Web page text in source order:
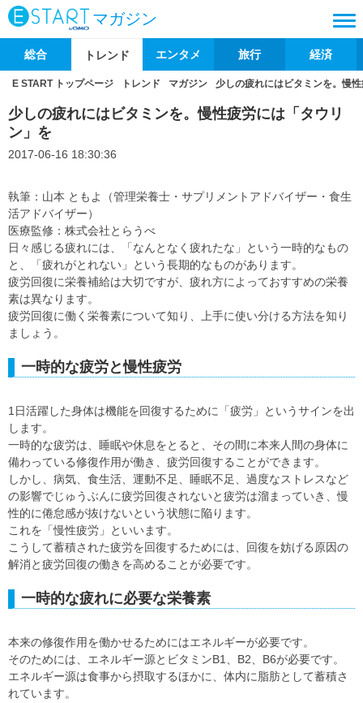
マガジン
総合 トレンド エンタメ 旅行 経済
E START トップページ トレンド マガジン 少しの疲れにはビタミンを。慢
少しの疲れにはビタミンを。慢性疲労には「タウリ
ン」を
2017-06-16 18:30:36
執筆：山本 ともよ（管理栄養士・サプリメントアドバイザー・食生
活アドバイザー）
医療監修：株式会社とらうべ
日々感じる疲れには、「なんとなく疲れたな」という一時的なもの
と、「疲れがとれない」という長期的なものがあります。
疲労回復に栄養補給は大切ですが、疲れ方によっておすすめの栄養
素は異なります。
疲労回復に働く栄養素について知り、上手に使い分ける方法を知り
ましょう。
一時的な疲労と慢性疲労
1日活躍した身体は機能を回復するために「疲労」というサインを出
します。
一時的な疲労は、睡眠や休息をとると、その間に本来人間の身体に
備わっている修復作用が働き、疲労回復することができます。
しかし、病気、食生活、運動不足、睡眠不足、過度なストレスなど
の影響でじゅうぶんに疲労回復されないと疲労は溜まっていき、慢
性的に倦怠感が抜けないという状態に陥ります。
これを「慢性疲労」といいます。
こうして蓄積された疲労を回復するためには、回復を妨げる原因の
解消と疲労回復の働きを高めることが必要です。
一時的な疲れに必要な栄養素
本来の修復作用を働かせるためにはエネルギーが必要です。
そのためには、エネルギー源とビタミンB1、B2、B6が必要です。
エネルギー源は食事から摂取するほかに、体内に脂肪として蓄積さ
れています。